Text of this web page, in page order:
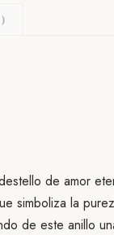
de amor
simboliza la
de este anillo